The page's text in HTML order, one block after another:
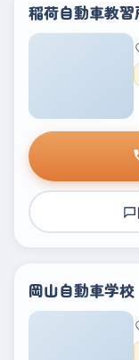
稲荷自動車教習
岡山自動車学校